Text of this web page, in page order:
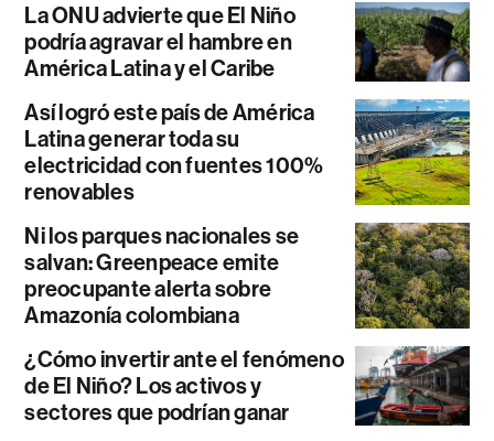
La ONU advierte que El Niño
podría agravar el hambre en
América Latina y el Caribe
Así logró este país de América
Latina generar toda su
electricidad con fuentes 100%
renovables
Ni los parques nacionales se
salvan: Greenpeace emite
preocupante alerta sobre
Amazonía colombiana
¿Cómo invertir ante el fenómeno
de El Niño? Los activos y
sectores que podrían ganar